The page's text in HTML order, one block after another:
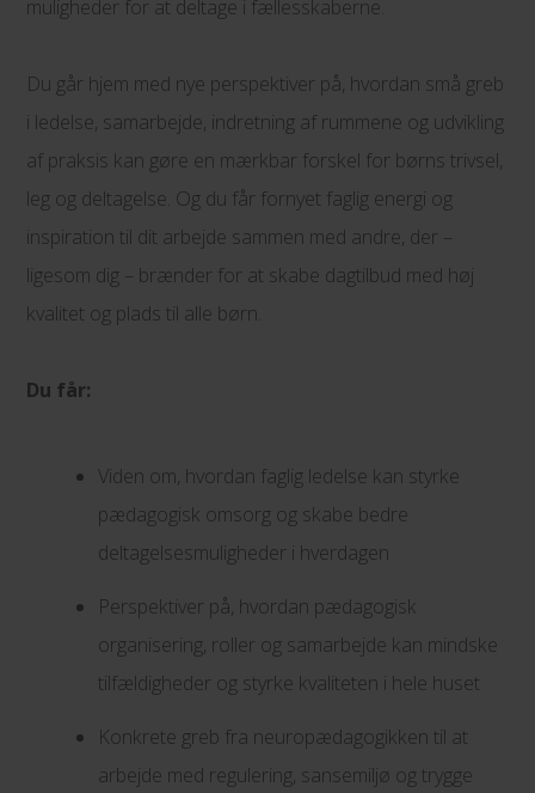
muligheder for at deltage i fællesskaberne.
Du går hjem med nye perspektiver på, hvordan små greb
i ledelse, samarbejde, indretning af rummene og udvikling
af praksis kan gøre en mærkbar forskel for børns trivsel,
leg og deltagelse. Og du får fornyet faglig energi og
inspiration til dit arbejde sammen med andre, der –
ligesom dig – brænder for at skabe dagtilbud med høj
kvalitet og plads til alle børn.
Du får:
Viden om, hvordan faglig ledelse kan styrke
pædagogisk omsorg og skabe bedre
deltagelsesmuligheder i hverdagen
Perspektiver på, hvordan pædagogisk
organisering, roller og samarbejde kan mindske
tilfældigheder og styrke kvaliteten i hele huset
Konkrete greb fra neuropædagogikken til at
arbejde med regulering, sansemiljø og trygge